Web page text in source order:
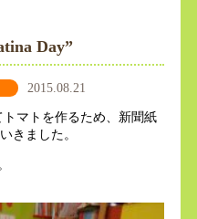
Day”
2015.08.21
マトを作るため、新聞紙
きました。